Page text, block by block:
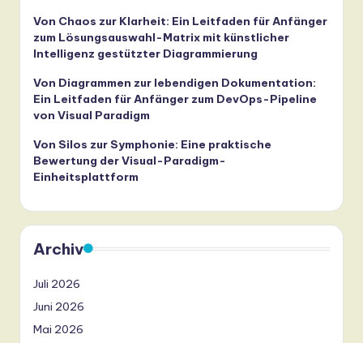
Von Chaos zur Klarheit: Ein Leitfaden für Anfänger
zum Lösungsauswahl-Matrix mit künstlicher
Intelligenz gestützter Diagrammierung
Von Diagrammen zur lebendigen Dokumentation:
Ein Leitfaden für Anfänger zum DevOps-Pipeline
von Visual Paradigm
Von Silos zur Symphonie: Eine praktische
Bewertung der Visual-Paradigm-
Einheitsplattform
Archiv
Juli 2026
Juni 2026
Mai 2026